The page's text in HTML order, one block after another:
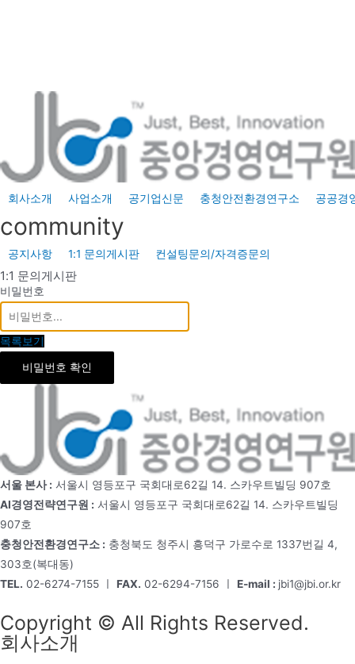
회사소개 사업소개 공기업신문 충청안전환경연구소 공공경
community
공지사항 1:1 문의게시판 컨설팅문의/자격증문의
1:1 문의게시판
비밀번호
목록보기
비밀번호 확인
서울 본사 : 서울시 영등포구 국회대로62길 14. 스카우트빌딩 907호
AI경영전략연구원 : 서울시 영등포구 국회대로62길 14. 스카우트빌딩
907호
충청안전환경연구소 : 충청북도 청주시 흥덕구 가로수로 1337번길 4,
303호(복대동)
TEL. 02-6274-7155 ㅣ FAX. 02-6294-7156 ㅣ E-mail : jbi1@jbi.or.kr
Copyright © All Rights Reserved.
회사소개